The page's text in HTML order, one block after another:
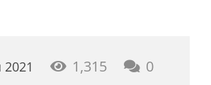
2021 1,315 0